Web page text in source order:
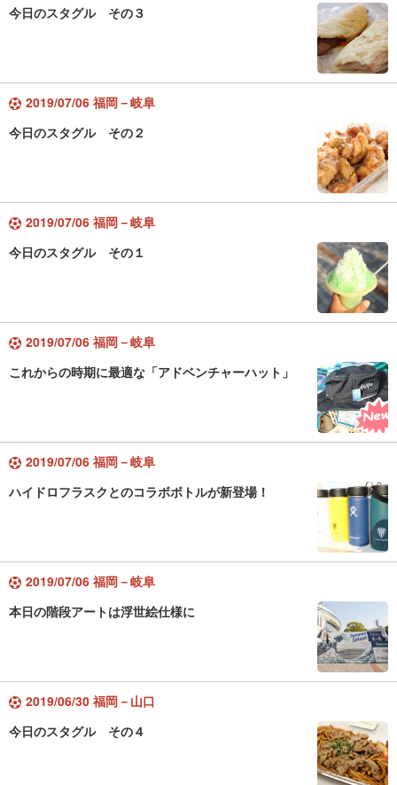
今日のスタグル その３
2019/07/06 福岡－岐阜
今日のスタグル その２
2019/07/06 福岡－岐阜
今日のスタグル その１
2019/07/06 福岡－岐阜
これからの時期に最適な「アドベンチャーハット」
2019/07/06 福岡－岐阜
ハイドロフラスクとのコラボボトルが新登場！
2019/07/06 福岡－岐阜
本日の階段アートは浮世絵仕様に
2019/06/30 福岡－山口
今日のスタグル その４